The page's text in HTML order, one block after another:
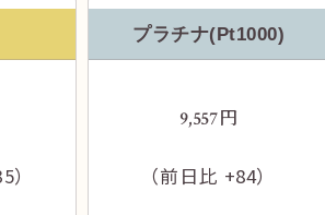
）
プラチナ(Pt1000)
9,557円
（前日比 +84）